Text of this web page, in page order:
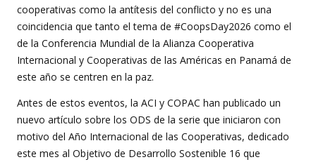
cooperativas como la antítesis del conflicto y no es una
coincidencia que tanto el tema de #CoopsDay2026 como el
de la Conferencia Mundial de la Alianza Cooperativa
Internacional y Cooperativas de las Américas en Panamá de
este año se centren en la paz.
Antes de estos eventos, la ACI y COPAC han publicado un
nuevo artículo sobre los ODS de la serie que iniciaron con
motivo del Año Internacional de las Cooperativas, dedicado
este mes al Objetivo de Desarrollo Sostenible 16 que